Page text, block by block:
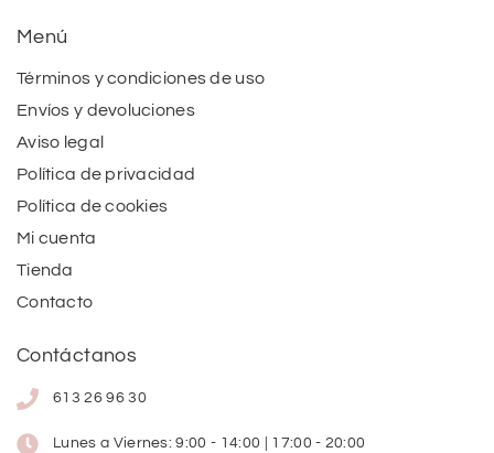
Menú
Términos y condiciones de uso
Envíos y devoluciones
Aviso legal
Política de privacidad
Política de cookies
Mi cuenta
Tienda
Contacto
Contáctanos
613 26 96 30
Lunes a Viernes: 9:00 - 14:00 | 17:00 - 20:00